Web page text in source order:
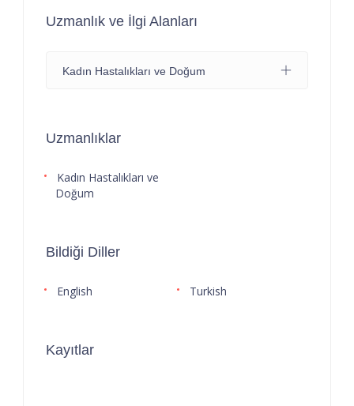
Uzmanlık ve İlgi Alanları
Kadın Hastalıkları ve Doğum
Uzmanlıklar
Kadın Hastalıkları ve
Doğum
Bildiği Diller
English Turkish
Kayıtlar